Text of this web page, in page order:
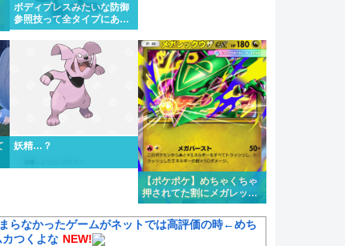
ボディプレスみたいな防御
参照技って全タイプにある
のはちょっと違うけどもう
1タイプくらい欲しいよな
妖精…？
【ポケポケ】めちゃくちゃ
押されてた割にメガレック
ウザ微妙じゃないか？
らなかったゲームがネットでは高評価の時←めち
つくよな NEW!